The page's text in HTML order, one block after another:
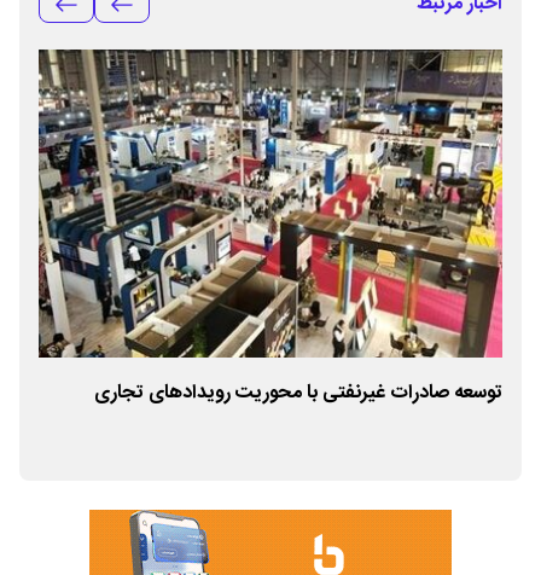
توسعه صادرات غیرنفتی با محوریت رویدادهای تجاری